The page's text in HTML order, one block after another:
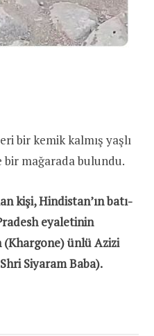
bir kemik kalmış yaşlı
bir mağarada bulundu.
kişi, Hindistan’ın batı-
eyaletinin
(Khargone) ünlü Azizi
Siyaram Baba).